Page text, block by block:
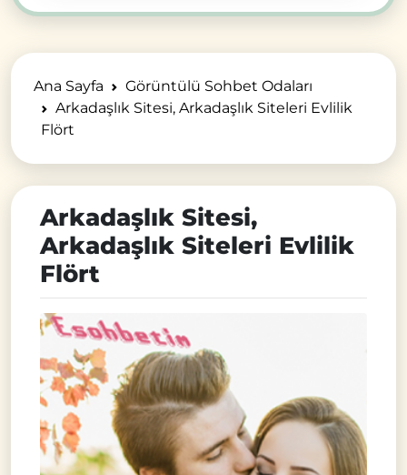
Ana Sayfa
Görüntülü Sohbet Odaları
Arkadaşlık Sitesi, Arkadaşlık Siteleri Evlilik
Flört
Arkadaşlık Sitesi,
Arkadaşlık Siteleri Evlilik
Flört